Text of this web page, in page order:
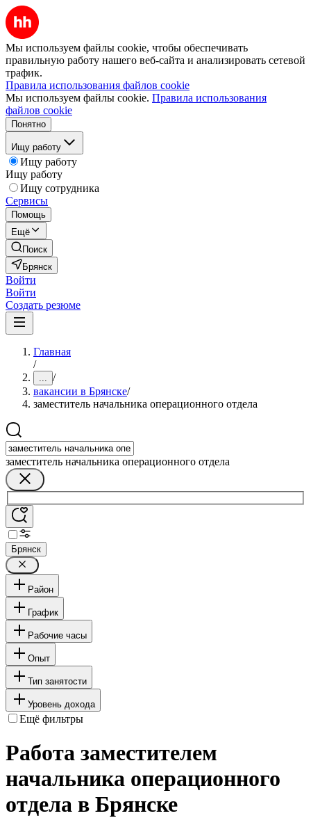
Мы используем файлы cookie, чтобы обеспечивать
правильную работу нашего веб-сайта и анализировать сетевой
трафик.
Правила использования файлов cookie
Мы используем файлы cookie. Правила использования
файлов cookie
Понятно
Ищу работу
Ищу работу
Ищу работу
Ищу сотрудника
Сервисы
Помощь
Ещё
Поиск
Брянск
Войти
Войти
Создать резюме
Главная
/
... /
вакансии в Брянске/
заместитель начальника операционного отдела
заместитель начальника операционного отдела
Брянск
Район
График
Рабочие часы
Опыт
Тип занятости
Уровень дохода
Ещё фильтры
Работа заместителем
начальника операционного
отдела в Брянске